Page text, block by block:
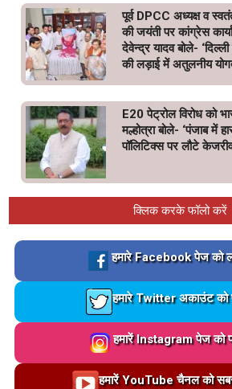
पूर्व DPCC अध्यक्ष व
की जयंती पर कांग्रेस
देवेन्द्र यादव बोले-
की लड़ाई में अतुलनीय
E20 पेट्रोल विरोध को
मल्होत्रा बोले- ‘पंजाब में
पॉलिटिक्स पर लौटे
क्लिक करके फॉलो करें
Loading…
हमारे Facebook पेज को
Loading…
हमारे Twitter अकाउंट को
Loading…
हमारें Instagram पेज को
Loading…हमारें YouTube चैनल को